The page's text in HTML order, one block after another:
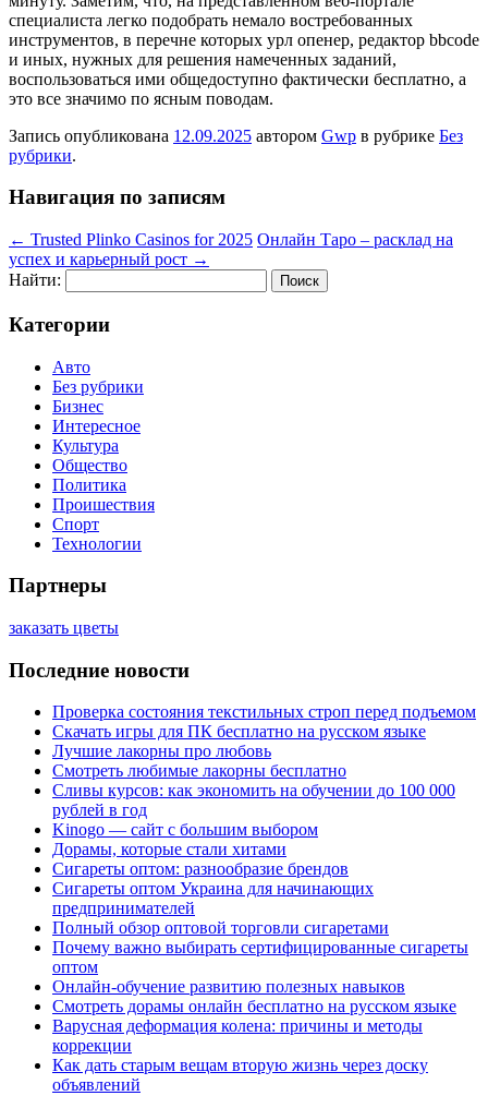
специалиста легко подобрать немало востребованных
инструментов, в перечне которых урл опенер, редактор bbcode
и иных, нужных для решения намеченных заданий,
воспользоваться ими общедоступно фактически бесплатно, а
это все значимо по ясным поводам.
Запись опубликована 12.09.2025 автором Gwp в рубрике Без
рубрики.
Навигация по записям
← Trusted Plinko Casinos for 2025 Онлайн Таро – расклад на
успех и карьерный рост →
Найти:
Категории
Авто
Без рубрики
Бизнес
Интересное
Культура
Общество
Политика
Проишествия
Спорт
Технологии
Партнеры
заказать цветы
Последние новости
Проверка состояния текстильных строп перед подъемом
Скачать игры для ПК бесплатно на русском языке
Лучшие лакорны про любовь
Смотреть любимые лакорны бесплатно
Сливы курсов: как экономить на обучении до 100 000
рублей в год
Kinogo — сайт с большим выбором
Дорамы, которые стали хитами
Сигареты оптом: разнообразие брендов
Сигареты оптом Украина для начинающих
предпринимателей
Полный обзор оптовой торговли сигаретами
Почему важно выбирать сертифицированные сигареты
оптом
Онлайн-обучение развитию полезных навыков
Смотреть дорамы онлайн бесплатно на русском языке
Варусная деформация колена: причины и методы
коррекции
Как дать старым вещам вторую жизнь через доску
объявлений